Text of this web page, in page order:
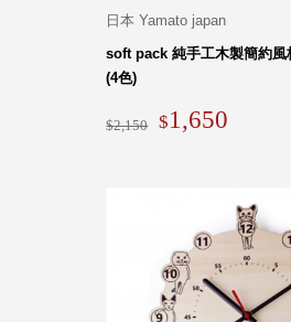
日本 Yamato japan
soft pack 純手工木製簡約風
(4色)
2,150 1,650